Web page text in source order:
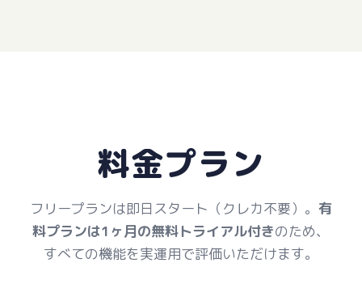
料金プラン
フリープランは即日スタート（クレカ不要）。 有
料プランは1ヶ月の無料トライアル付きのため、
すべての機能を実運用で評価いただけます。